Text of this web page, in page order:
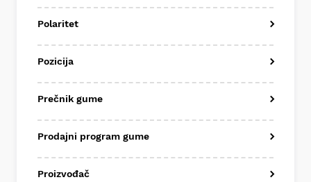
Polaritet
Pozicija
Prečnik gume
Prodajni program gume
Proizvođač